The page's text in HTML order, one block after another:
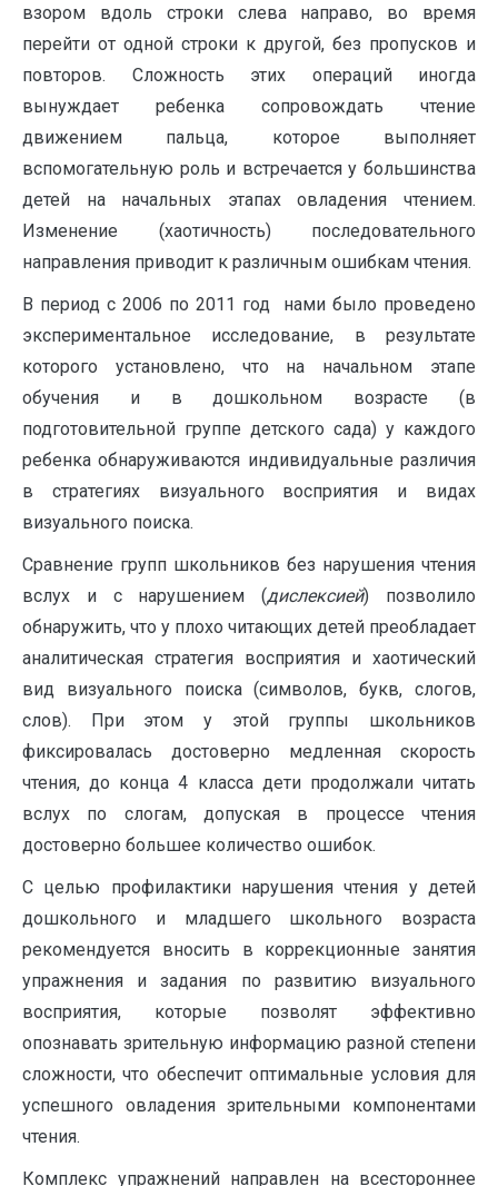
взором вдоль строки слева направо, во время
перейти от одной строки к другой, без пропусков и
повторов. Сложность этих операций иногда
вынуждает ребенка сопровождать чтение
движением пальца, которое выполняет
вспомогательную роль и встречается у большинства
детей на начальных этапах овладения чтением.
Изменение (хаотичность) последовательного
направления приводит к различным ошибкам чтения.
В период с 2006 по 2011 год нами было проведено
экспериментальное исследование, в результате
которого установлено, что на начальном этапе
обучения и в дошкольном возрасте (в
подготовительной группе детского сада) у каждого
ребенка обнаруживаются индивидуальные различия
в стратегиях визуального восприятия и видах
визуального поиска.
Сравнение групп школьников без нарушения чтения
вслух и с нарушением (дислексией) позволило
обнаружить, что у плохо читающих детей преобладает
аналитическая стратегия восприятия и хаотический
вид визуального поиска (символов, букв, слогов,
слов). При этом у этой группы школьников
фиксировалась достоверно медленная скорость
чтения, до конца 4 класса дети продолжали читать
вслух по слогам, допуская в процессе чтения
достоверно большее количество ошибок.
С целью профилактики нарушения чтения у детей
дошкольного и младшего школьного возраста
рекомендуется вносить в коррекционные занятия
упражнения и задания по развитию визуального
восприятия, которые позволят эффективно
опознавать зрительную информацию разной степени
сложности, что обеспечит оптимальные условия для
успешного овладения зрительными компонентами
чтения.
Комплекс упражнений направлен на всестороннее